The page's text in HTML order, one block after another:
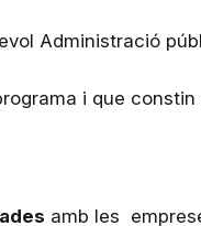
Administració
i que
amb les